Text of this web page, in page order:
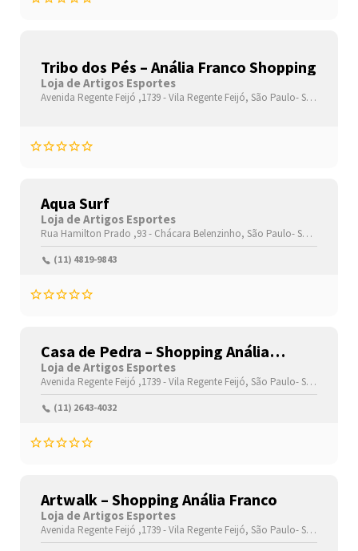
Tribo dos Pés – Anália Franco Shopping
Loja de Artigos Esportes
Avenida Regente Feijó ,1739 -Vila Regente Feijó, São Paulo-São Paulo(SP)
Aqua Surf
Loja de Artigos Esportes
Rua Hamilton Prado ,93 - Chácara Belenzinho, São Paulo-São Paulo(SP)
(11) 4819-9843
Casa de Pedra – Shopping Anália
Franco
Loja de Artigos Esportes
Avenida Regente Feijó ,1739 -Vila Regente Feijó, São Paulo-São Paulo(SP)
(11) 2643-4032
Artwalk – Shopping Anália Franco
Loja de Artigos Esportes
Avenida Regente Feijó ,1739 -Vila Regente Feijó, São Paulo-São Paulo(SP)